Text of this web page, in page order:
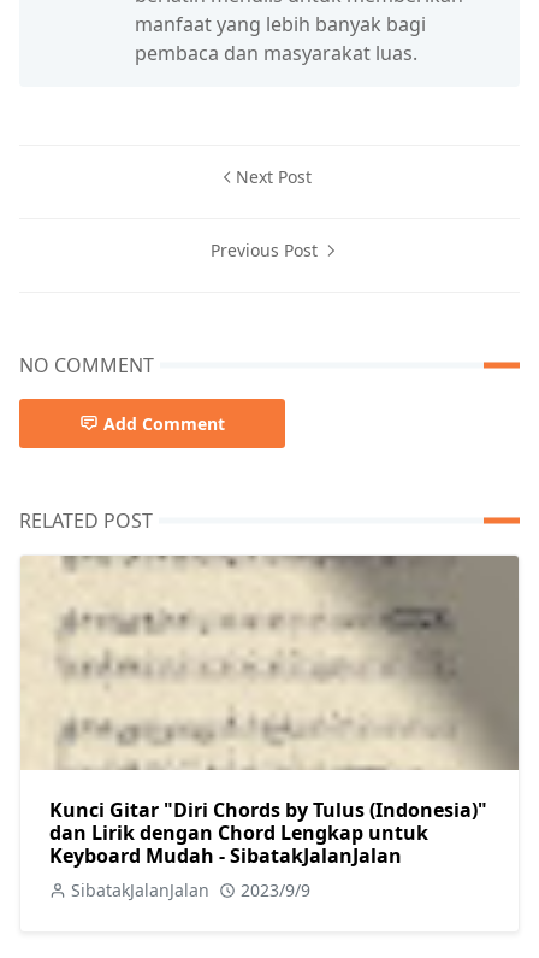
manfaat yang lebih banyak bagi
pembaca dan masyarakat luas.
Next Post
Previous Post
NO COMMENT
Add Comment
RELATED POST
Kunci Gitar "Diri Chords by Tulus (Indonesia)"
dan Lirik dengan Chord Lengkap untuk
Keyboard Mudah - SibatakJalanJalan
SibatakJalanJalan 2023/9/9